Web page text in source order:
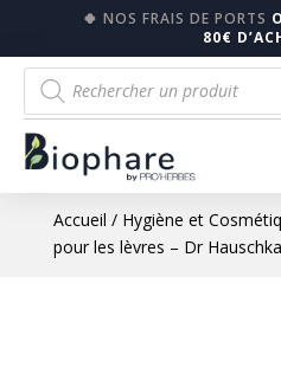
🍀 NOS FRAIS DE PORTS
80€
Recherche
de
produits
Accueil / Hygiène et
pour les lèvres – Dr Hauschka